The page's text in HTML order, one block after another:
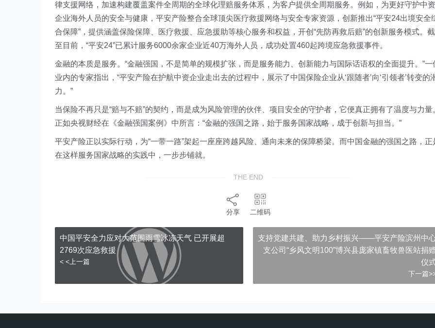
律支援网络，加速构建覆盖案件全周期的全球化理赔服务体系，为客户提供全周期服务。例如，为更好守护中资
企业海外人员的安全与健康，平安产险整合全球顶尖医疗救援网络与安全专家资源，创新推出“平安24出境安全
合保障”，提供涵盖保险保障、医疗救援、应急援助等核心服务和权益，开创“先防再救后赔”的创新服务模式。截
至目前，“平安24”已累计服务6000余家企业近40万海外人员，成功处置460起跨境应急救援事件。
金融的本质是服务。“金融强国，不是简单的规模扩张，而是服务能力、创新能力与国际话语权的全面提升。”一
业内的专家指出，“平安产险在护航中资企业走出去的过程中，展示了中国保险企业从‘跟随者’向‘引领者’转变的
力。”
当保险不再只是“赔与不赔”的契约，而是成为风险管理的伙伴、项目安全的守护者，它便真正拥有了温度与力量
正如央视财经在《金融强国案例》中所言：“金融的强国之路，始于服务国家战略，成于创新与担当。”
平安产险正以实际行动，为“一带一路”架起一座座跨越风险、通向未来的保障桥梁。而中国金融的强国之路，正
在这样服务国家战略的实践中，一步步铺就。
THE END
分享 二维码
中国平安全力应对大范围雨雪冰冻天气 已开展超
2769次应急救援
< <上一篇
支持党建共建、助力乡村振兴——平安产险滨州中
支公司“乡风文明100”博兴县庞家镇畜牧兽医站捐
仪
下一篇